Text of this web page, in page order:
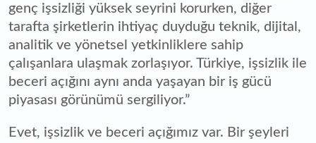
genç işsizliği yüksek seyrini korurken, diğer
tarafta şirketlerin ihtiyaç duyduğu teknik, dijital,
analitik ve yönetsel yetkinliklere sahip
çalışanlara ulaşmak zorlaşıyor. Türkiye, işsizlik ile
beceri açığını aynı anda yaşayan bir iş gücü
piyasası görünümü sergiliyor.”
Evet, işsizlik ve beceri açığımız var. Bir şeyleri